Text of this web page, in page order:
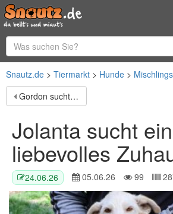
Snautz.de Tiermarkt Hunde
Gordon sucht ein ländliches Zuhause
Jolanta sucht ein
liebevolles
24.06.26 05.06.26 99